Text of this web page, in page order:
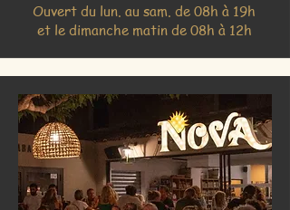
Ouvert du lun. au sam. de 08h à 19h
et le dimanche matin de 08h à 12h